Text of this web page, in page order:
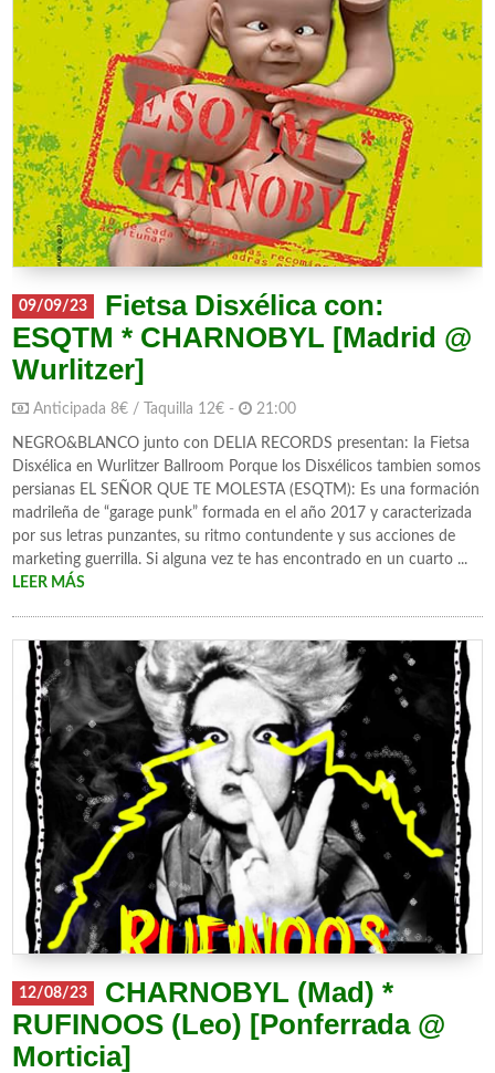
09/09/23
Fietsa Disxélica con:
ESQTM * CHARNOBYL [Madrid @
Wurlitzer]
Anticipada 8€ / Taquilla 12€ - 21:00
NEGRO&BLANCO junto con DELIA RECORDS presentan: Ia Fietsa
Disxélica en Wurlitzer Ballroom Porque los Disxélicos tambien somos
persianas EL SEÑOR QUE TE MOLESTA (ESQTM): Es una formación
madrileña de “garage punk” formada en el año 2017 y caracterizada
por sus letras punzantes, su ritmo contundente y sus acciones de
marketing guerrilla. Si alguna vez te has encontrado en un cuarto ...
LEER MÁS
12/08/23
CHARNOBYL (Mad) *
RUFINOOS (Leo) [Ponferrada @
Morticia]